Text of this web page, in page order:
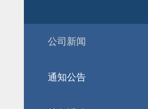
公司新闻
通知公告